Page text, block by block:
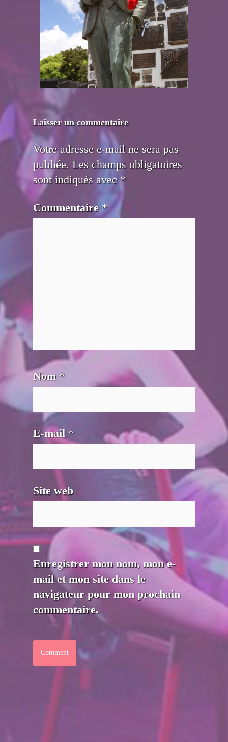
Laisser un commentaire
Votre adresse e-mail ne sera pas
publiée. Les champs obligatoires
sont indiqués avec *
Commentaire *
Nom *
E-mail *
Site web
Enregistrer mon nom, mon e-
mail et mon site dans le
navigateur pour mon prochain
commentaire.